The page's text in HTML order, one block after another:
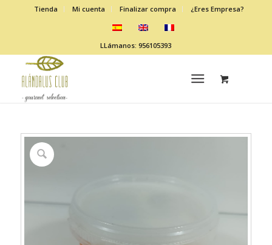
Tienda Mi cuenta Finalizar compra ¿Eres Empresa?
LLámanos: 956105393